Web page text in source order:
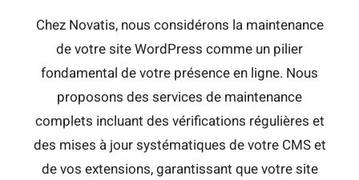
Chez Novatis, nous considérons la maintenance
de votre site WordPress comme un pilier
fondamental de votre présence en ligne. Nous
proposons des services de maintenance
complets incluant des vérifications régulières et
des mises à jour systématiques de votre CMS et
de vos extensions, garantissant que votre site